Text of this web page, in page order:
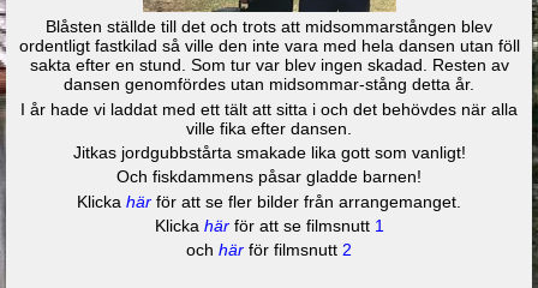
Blåsten ställde till det och trots att midsommarstången blev
ordentligt fastkilad så ville den inte vara med hela dansen utan föll
sakta efter en stund. Som tur var blev ingen skadad. Resten av
dansen genomfördes utan midsommar-stång detta år.
I år hade vi laddat med ett tält att sitta i och det behövdes när alla
ville fika efter dansen.
Jitkas jordgubbstårta smakade lika gott som vanligt!
Och fiskdammens påsar gladde barnen!
Klicka här för att se fler bilder från arrangemanget.
Klicka härför att se filmsnutt 1
och här för filmsnutt 2